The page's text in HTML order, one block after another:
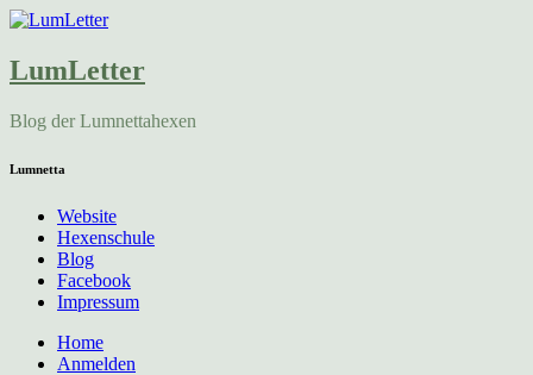
LumLetter
Blog der Lumnettahexen
Lumnetta
Website
Hexenschule
Blog
Facebook
Impressum
Home
Anmelden